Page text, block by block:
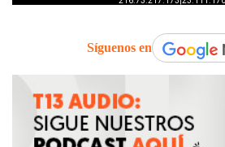
Síguenos en